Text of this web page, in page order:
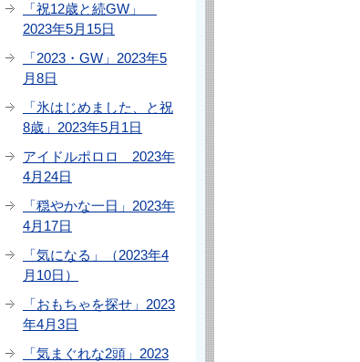
「祝12歳と続GW」
2023年5月15日
「2023・GW」2023年5
月8日
「氷はじめました、と祝
8歳」2023年5月1日
アイドルポロロ 2023年
4月24日
「穏やかな一日」2023年
4月17日
「気になる」（2023年4
月10日）
「おもちゃを探せ」2023
年4月3日
「気まぐれな2頭」2023